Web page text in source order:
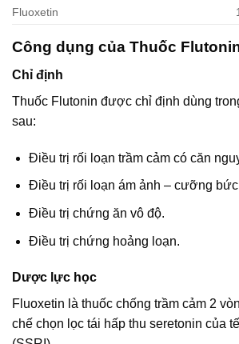
Fluoxetin
Công dụng của Thuốc
Chỉ định
Thuốc Flutonin được chỉ định dùng
sau:
Điều trị rối loạn trầm cảm có căn
Điều trị rối loạn ám ảnh – cưỡng
Ðiều trị chứng ăn vô độ.
Điều trị chứng hoảng loạn.
Dược lực học
Fluoxetin là thuốc chống trầm cảm 2
chế chọn lọc tái hấp thu seretonin của